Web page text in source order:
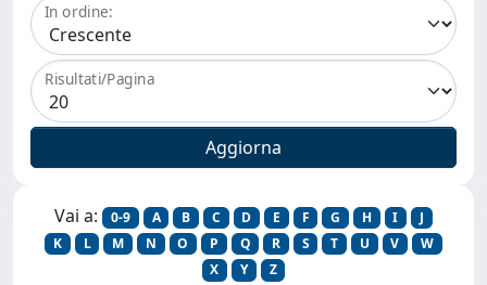
In ordine:
Risultati/Pagina
Vai a: 0-9 A B C D E F G H I
J
K
L M N O P Q R S T U V
W
X
Y Z